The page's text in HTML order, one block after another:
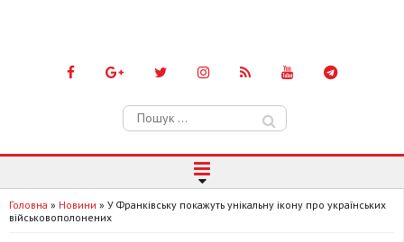
Пошук:
Головна » Новини » У Франківську покажуть унікальну ікону про українських
військовополонених